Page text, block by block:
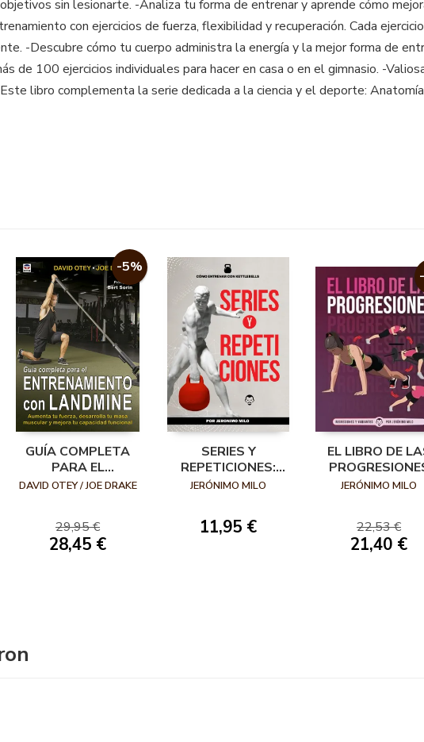
sin lesionarte. -Analiza tu forma de entrenar y aprende cómo
con ejercicios de fuerza, flexibilidad y recuperación. Cada
-Descubre cómo tu cuerpo administra la energía y la mejor forma de
100 ejercicios individuales para hacer en casa o en el gimnasio. -
libro complementa la serie dedicada a la ciencia y el deporte:
-5%
GUÍA COMPLETA
PARA EL
ENTRENAMIENTO
DAVID OTEY / JOE DRAKE
29,95 €
28,45 €
SERIES Y
REPETICIONES:
COMO ENTRENAR
JERÓNIMO MILO
11,95 €
EL LIBRO DE
JERÓNIMO MILO
22,53 €
21,40 €